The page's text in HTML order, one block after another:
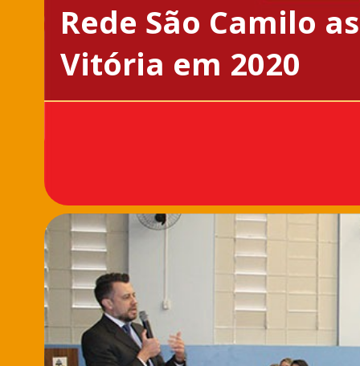
Rede São Camilo
Vitória em 2020